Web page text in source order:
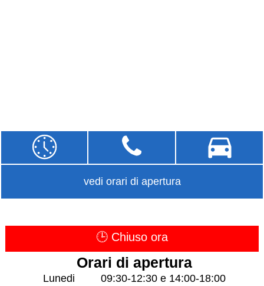
vedi orari di apertura
🕒 Chiuso ora
Orari di apertura
Lunedi
09:30-12:30 e 14:00-18:00